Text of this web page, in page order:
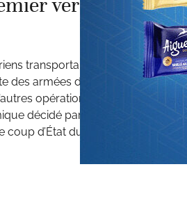
verrou du
transportant des vivres sont
des armées du Niger et du
opérations similaires, a fait
décidé par la Communauté des
coup d’État du 26 juillet.